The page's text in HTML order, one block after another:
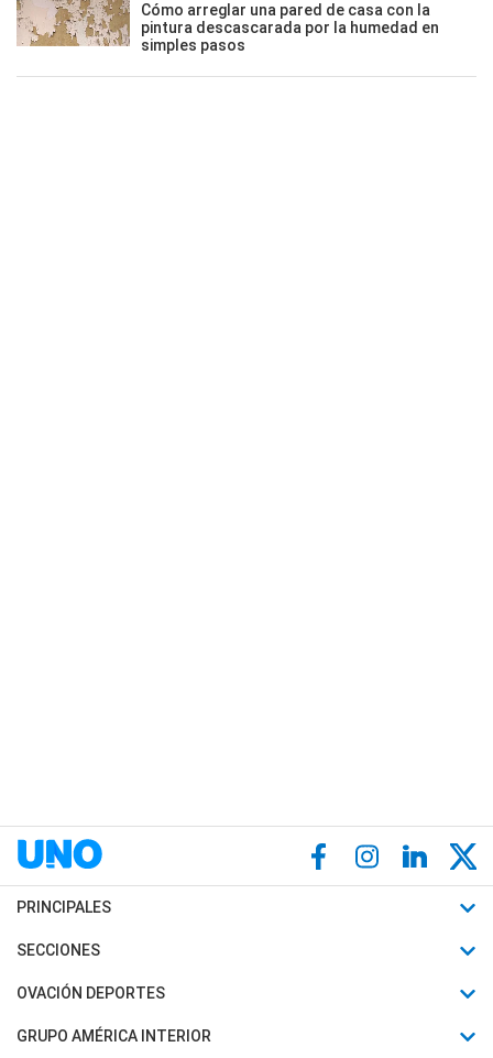
Cómo arreglar una pared de casa con la
pintura descascarada por la humedad en
simples pasos
PRINCIPALES
Últimas Noticias
Política
SECCIONES
Horóscopo
Motores
OVACIÓN DEPORTES
Fútbol
GRUPO AMÉRICA INTERIOR